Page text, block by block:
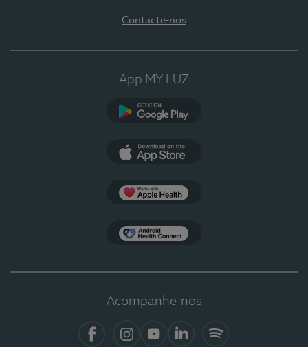
Contacte-nos
App MY LUZ
Acompanhe-nos